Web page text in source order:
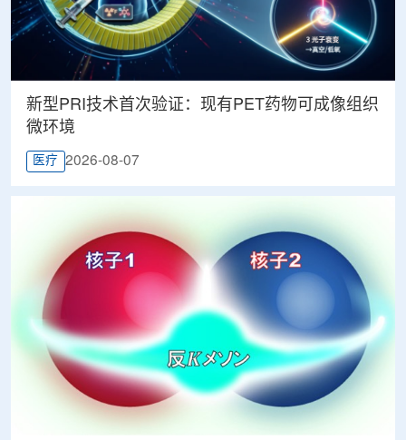
新型PRI技术首次验证：现有PET药物可成像组织
微环境
医疗 2026-08-07